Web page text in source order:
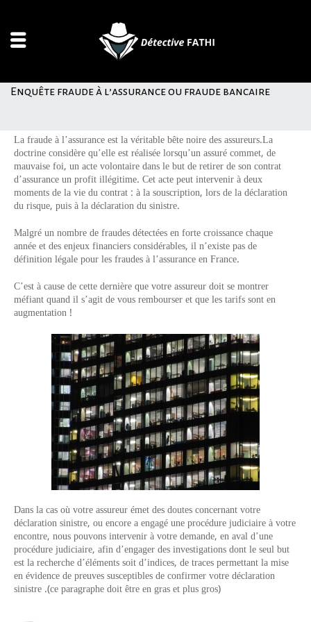
Enquête fraude à l’assurance ou fraude bancaire
La fraude à l’assurance est la véritable bête noire des assureurs.La
doctrine considère qu’elle est réalisée lorsqu’un assuré commet, de
mauvaise foi, un acte volontaire dans le but de retirer de son contrat
d’assurance un profit illégitime. Cet acte peut intervenir à deux
moments de la vie du contrat : à la souscription, lors de la déclaration
du risque, puis à la déclaration du sinistre.
Malgré un nombre de fraudes détectées en forte croissance chaque
année et des enjeux financiers considérables, il n’existe pas de
définition légale pour les fraudes à l’assurance en France.
C’est à cause de cette dernière que votre assureur doit se montrer
méfiant quand il s’agit de vous rembourser et que les tarifs sont en
augmentation !
Dans la cas où votre assureur émet des doutes concernant votre
déclaration sinistre, ou encore a engagé une procédure judiciaire à votre
encontre, nous pouvons intervenir à votre demande, en aval d’une
procédure judiciaire, afin d’engager des investigations dont le seul but
est la recherche d’éléments soit d’indices, de traces permettant la mise
en évidence de preuves susceptibles de confirmer votre déclaration
sinistre .(ce paragraphe doit être en gras et plus gros)